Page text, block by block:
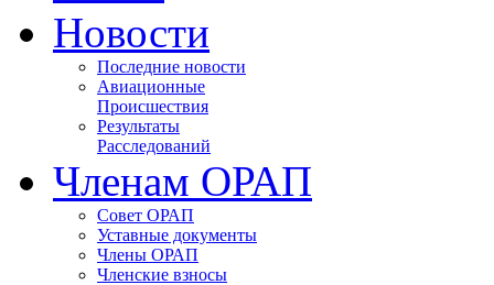
Новости
Последние новости
Авиационные
Происшествия
Результаты
Расследований
Членам ОРАП
Совет ОРАП
Уставные документы
Члены ОРАП
Членские взносы